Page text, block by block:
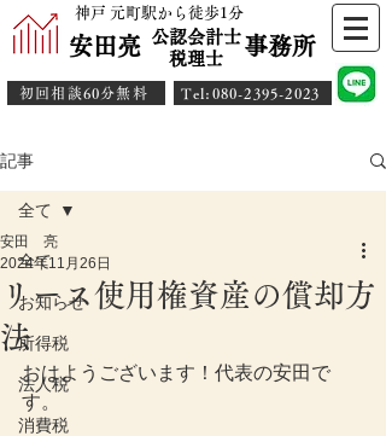
神戸 元町駅から徒歩1分
安田亮 事務所
公認会計士
​税理士
初回相談60分無料 ​Tel:080-2395-2023
記事
全て
お知らせ
所得税
法人税
消費税
全て
リース使用権資産の償却方
法
安田 亮
2024年11月26日
おはようございます！代表の安田で
す。